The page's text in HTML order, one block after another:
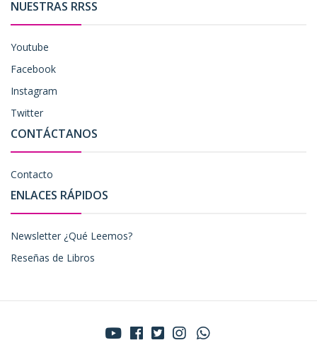
NUESTRAS RRSS
Youtube
Facebook
Instagram
Twitter
CONTÁCTANOS
Contacto
ENLACES RÁPIDOS
Newsletter ¿Qué Leemos?
Reseñas de Libros